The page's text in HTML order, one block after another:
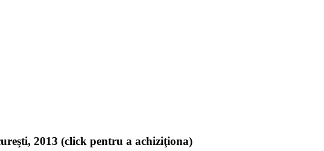
2013 (click pentru a achiziţiona)